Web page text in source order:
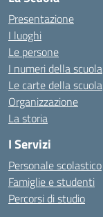
Presentazione
I luoghi
Le persone
I numeri della scuola
Le carte della scuola
Organizzazione
La storia
I Servizi
Personale scolastico
Famiglie e studenti
Percorsi di studio